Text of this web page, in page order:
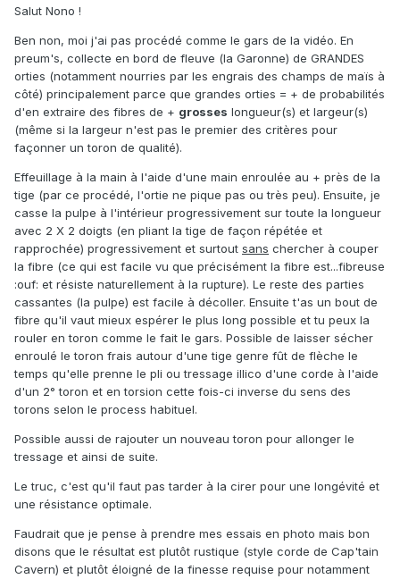
Salut Nono !
Ben non, moi j'ai pas procédé comme le gars de la vidéo. En
preum's, collecte en bord de fleuve (la Garonne) de GRANDES
orties (notamment nourries par les engrais des champs de maïs à
côté) principalement parce que grandes orties = + de probabilités
d'en extraire des fibres de + grosses longueur(s) et largeur(s)
(même si la largeur n'est pas le premier des critères pour
façonner un toron de qualité).
Effeuillage à la main à l'aide d'une main enroulée au + près de la
tige (par ce procédé, l'ortie ne pique pas ou très peu). Ensuite, je
casse la pulpe à l'intérieur progressivement sur toute la longueur
avec 2 X 2 doigts (en pliant la tige de façon répétée et
rapprochée) progressivement et surtout sans chercher à couper
la fibre (ce qui est facile vu que précisément la fibre est...fibreuse
:ouf: et résiste naturellement à la rupture). Le reste des parties
cassantes (la pulpe) est facile à décoller. Ensuite t'as un bout de
fibre qu'il vaut mieux espérer le plus long possible et tu peux la
rouler en toron comme le fait le gars. Possible de laisser sécher
enroulé le toron frais autour d'une tige genre fût de flèche le
temps qu'elle prenne le pli ou tressage illico d'une corde à l'aide
d'un 2° toron et en torsion cette fois-ci inverse du sens des
torons selon le process habituel.
Possible aussi de rajouter un nouveau toron pour allonger le
tressage et ainsi de suite.
Le truc, c'est qu'il faut pas tarder à la cirer pour une longévité et
une résistance optimale.
Faudrait que je pense à prendre mes essais en photo mais bon
disons que le résultat est plutôt rustique (style corde de Cap'tain
Cavern) et plutôt éloigné de la finesse requise pour notamment